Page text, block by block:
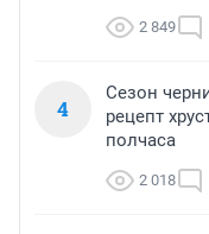
2 849
4
Сезон
рецепт
полчаса
2 018